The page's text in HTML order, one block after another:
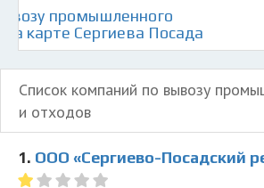
промышленного
карте Сергиева Посада
Список компаний по вывозу
и отходов
1. ООО «Сергиево-Посадский